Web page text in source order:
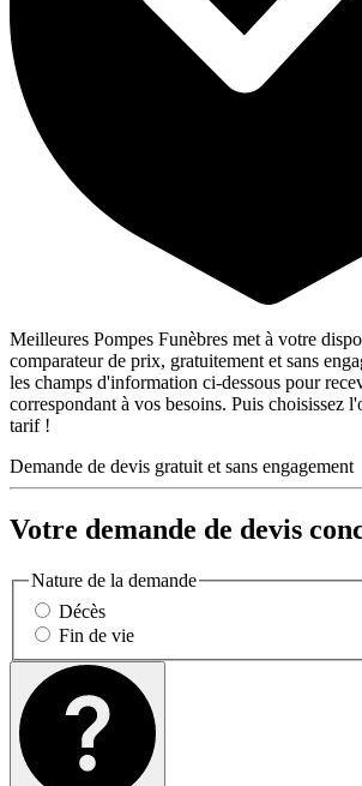
Meilleures Pompes Funèbres met à votre
comparateur de prix, gratuitement et sans
les champs d'information ci-dessous pour
correspondant à vos besoins. Puis choisissez
tarif !
Demande de devis gratuit et sans engagement
Votre demande de devis
Nature de la demande
Décès
Fin de vie